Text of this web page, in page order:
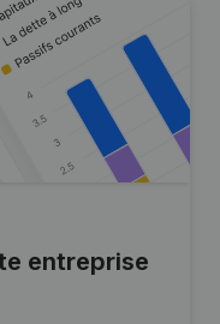
entreprise